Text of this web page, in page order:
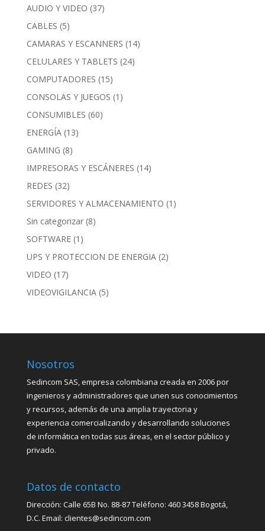
AUDIO Y VIDEO (37)
CABLES (5)
CAMARAS Y ESCANNERS (14)
CELULARES Y TABLETS (24)
COMPUTADORES (15)
CONSOLAS Y JUEGOS (1)
CONSUMIBLES (60)
ENERGÍA (13)
GAMING (8)
IMPRESORAS Y ESCÁNERES (14)
REDES (32)
SERVIDORES Y ALMACENAMIENTO (1)
Sin categorizar (8)
SOFTWARE (1)
UPS Y PROTECCION DE ENERGIA (2)
VIDEO (17)
VIDEOVIGILANCIA (5)
Nosotros
Sedincom SAS, empresa colombiana creada en 2006 por
ingenieros y administradores que unen sus conocimientos
y recursos, además de una amplia trayectoria y
experiencia comercializando y desarrollando soluciones
de informática en todas sus áreas, en el sector público y
privado.
Datos de contacto
Dirección: Calle 65B No. 88-87 Teléfono: 460 3458 Bogotá,
D.C. Email: clientes@sedincom.com